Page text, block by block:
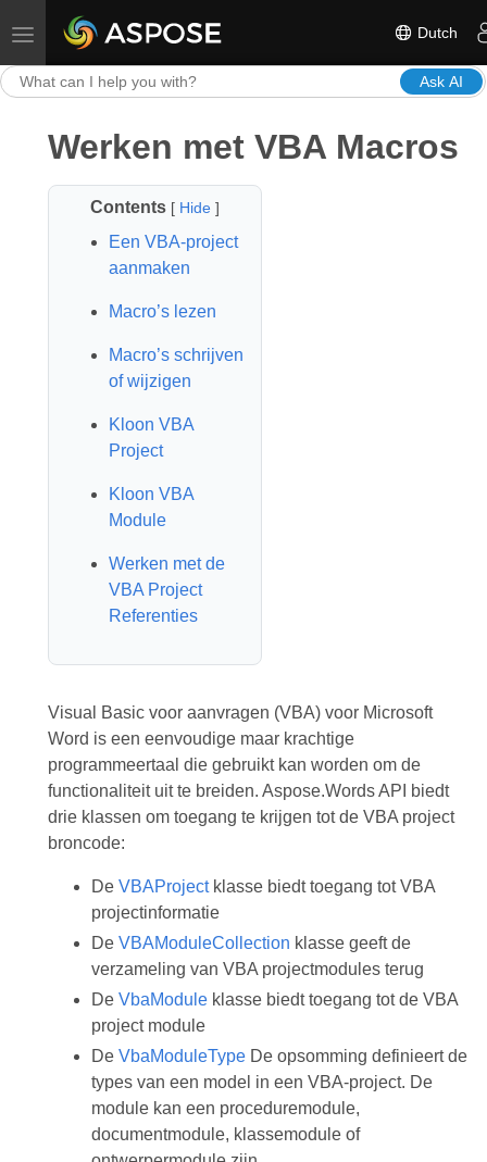
Toggle navigation Dutch
Ask AI
Werken met VBA Macros
Contents [ Hide]
Een VBA-project
aanmaken
Macro’s lezen
Macro’s schrijven
of wijzigen
Kloon VBA
Project
Kloon VBA
Module
Werken met de
VBA Project
Referenties
Visual Basic voor aanvragen (VBA) voor Microsoft
Word is een eenvoudige maar krachtige
programmeertaal die gebruikt kan worden om de
functionaliteit uit te breiden. Aspose.Words API biedt
drie klassen om toegang te krijgen tot de VBA project
broncode:
De VBAProjectklasse biedt toegang tot VBA
projectinformatie
De VBAModuleCollection klasse geeft de
verzameling van VBA projectmodules terug
De VbaModuleklasse biedt toegang tot de VBA
project module
De VbaModuleTypeDe opsomming definieert de
types van een model in een VBA-project. De
module kan een proceduremodule,
documentmodule, klassemodule of